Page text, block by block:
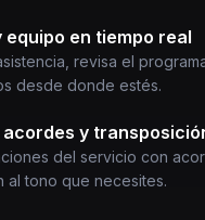
equipo en tiempo real
revisa el
desde donde estés.
y
del servicio con
al tono que necesites.